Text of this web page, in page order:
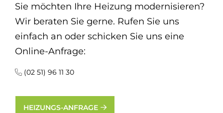
Sie möchten Ihre Heizung modernisieren?
Wir beraten Sie gerne. Rufen Sie uns
einfach an oder schicken Sie uns eine
Online-Anfrage:
(02 51) 96 11 30
HEIZUNGS-ANFRAGE